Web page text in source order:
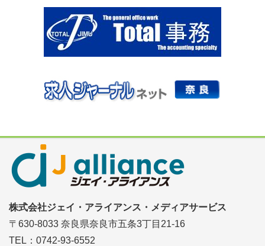
株式会社ジェイ・アライアンス・メディアサービス
〒630-8033 奈良県奈良市五条3丁目21-16
TEL：0742-93-6552